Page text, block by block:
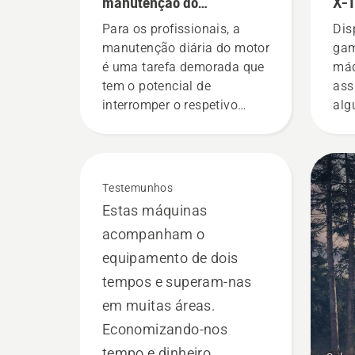
equipamento elétrico com
ferramentas a bateria
Para os profissionais, a
manutenção diária do motor
é uma tarefa demorada que
tem o potencial de
interromper o respetivo
significativamente reduzida.
Testemunhos
Estas máquinas
acompanham o
equipamento de dois
tempos e superam-nas
em muitas áreas.
Economizando-nos